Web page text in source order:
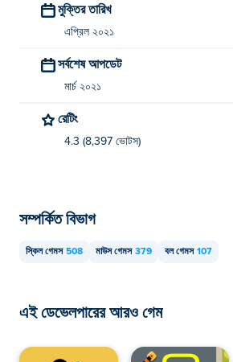
মুক্তির তারিখ
এপ্রিল ২০২১
সর্বশেষ আপডেট
মার্চ ২০২১
রেটিং
4.3 (8,397 ভোটস)
সম্পর্কিত বিভাগ
স্কিল গেমস 508 মাউস গেমস 379 বল গেমস 107
এই ডেভেলপারের আরও গেম